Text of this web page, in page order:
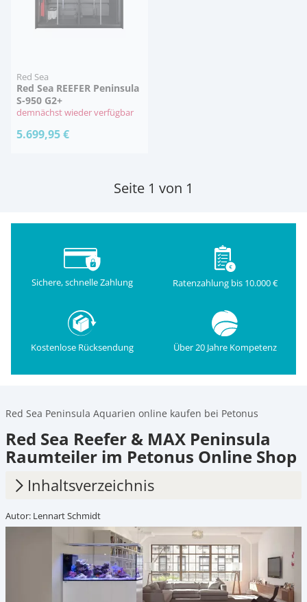
Red Sea
Red Sea REEFER Peninsula
S-950 G2+
demnächst wieder verfügbar
5.699,95 €
Seite 1 von 1
Sichere, schnelle Zahlung Ratenzahlung bis 10.000 €
Kostenlose Rücksendung Über 20 Jahre Kompetenz
Red Sea Peninsula Aquarien online kaufen bei Petonus
Red Sea Reefer & MAX Peninsula
Raumteiler im Petonus Online Shop
Inhaltsverzeichnis
1. Red Sea Aquariensysteme – professionelle
Riffaquaristik für dein Zuhause
Reefer Peninsula – das Riffkomplettsystem
als Raumteiler
Autor: Lennart Schmidt